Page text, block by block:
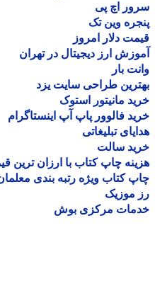
اچ پی
وین تک
دلار امروز
ارز دیجیتال در تهران
بار
طراحی سایت یزد
مانیتور استوک
فالوور پاپ آپ اینستاگرام
تبلیغاتی
سالت
چاپ کتاب با ارزان ترین قیمت
کتاب ویژه رتبه بندی معلمان
موزیک
مرکزی بوش